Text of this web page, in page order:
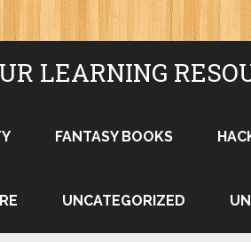
LEARNING
FANTASY BOOKS
UNCATEGORIZED